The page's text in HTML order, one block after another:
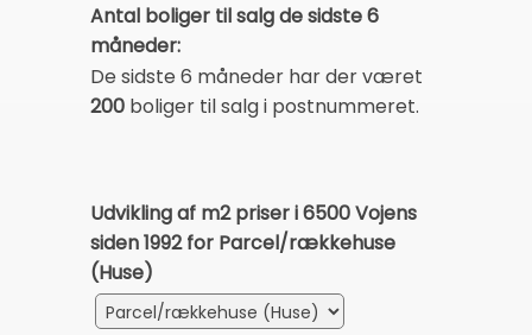
Antal boliger til salg de sidste 6
måneder:
De sidste 6 måneder har der været
200 boliger til salg i postnummeret.
Udvikling af m2 priser i 6500 Vojens
siden 1992 for Parcel/rækkehuse
(Huse)